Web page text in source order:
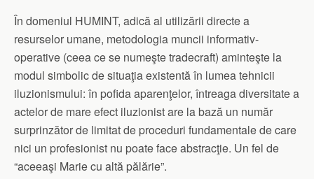
În domeniul HUMINT, adică al utilizării directe a
resurselor umane, metodologia muncii informativ-
operative (ceea ce se numeşte tradecraft) aminteşte la
modul simbolic de situaţia existentă în lumea tehnicii
iluzionismului: în pofida aparenţelor, întreaga diversitate a
actelor de mare efect iluzionist are la bază un număr
surprinzător de limitat de proceduri fundamentale de care
nici un profesionist nu poate face abstracţie. Un fel de
“aceeaşi Marie cu altă pălărie”.